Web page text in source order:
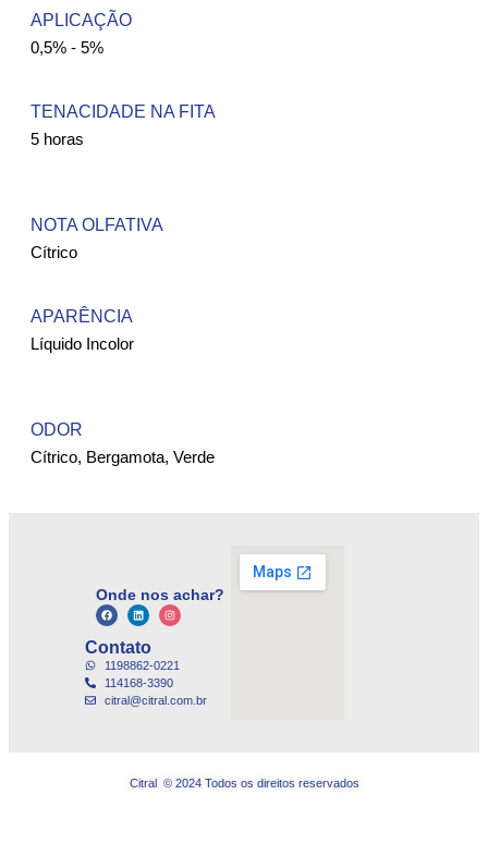
APLICAÇÃO
0,5% - 5%
TENACIDADE NA FITA
5 horas
NOTA OLFATIVA
Cítrico
APARÊNCIA
Líquido Incolor
ODOR
Cítrico, Bergamota, Verde
Onde nos achar?
Contato
1198862-0221
114168-3390
citral@citral.com.br
Citral © 2024 Todos os direitos reservados